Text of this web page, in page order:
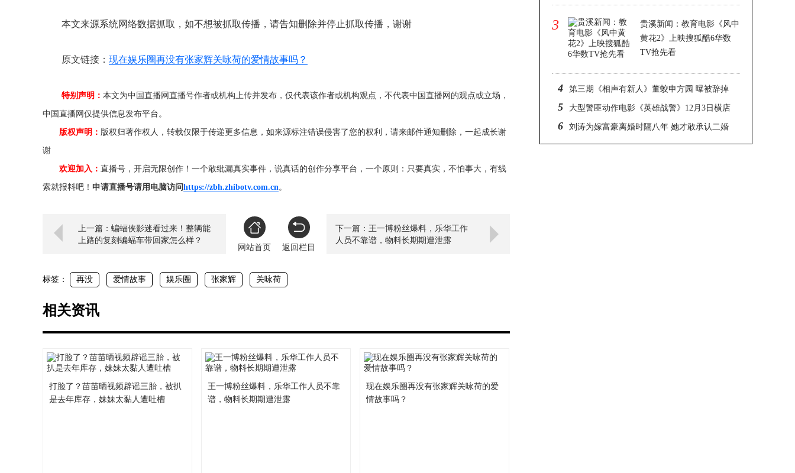
本文来源系统网络数据抓取，如不想被抓取传播，请告知删除并停止抓取传播，谢谢
原文链接： 现在娱乐圈再没有张家辉关咏荷的爱情故事吗？
特别声明： 本文为中国直播网直播号作者或机构上传并发布，仅代表该作者或机构观点，不代表中国直播网的观点或立场，
中国直播网仅提供信息发布平台。
版权声明： 版权归著作权人，转载仅限于传递更多信息，如来源标注错误侵害了您的权利，请来邮件通知删除，一起成长谢
谢
欢迎加入： 直播号，开启无限创作！一个敢纰漏真实事件，说真话的创作分享平台，一个原则：只要真实，不怕事大，有线
索就报料吧！ 申请直播号请用电脑访问https://zbh.zhibotv.com.cn。
上一篇：蝙蝠侠影迷看过来！整辆能
上路的复刻蝙蝠车带回家怎么样？
网站首页
返回栏目
下一篇：王一博粉丝爆料，乐华工作
人员不靠谱，物料长期期遭泄露
标签： 再没 爱情故事 娱乐圈 张家辉 关咏荷
相关资讯
打脸了？苗苗晒视频辟谣三胎，被扒
是去年库存，妹妹太黏人遭吐槽
王一博粉丝爆料，乐华工作人员不靠
谱，物料长期期遭泄露
现在娱乐圈再没有张家辉关咏荷的爱
情故事吗？
3
贵溪新闻：教育电影《风中
黄花2》上映搜狐酷6华数
TV抢先看
4 第三期《相声有新人》董蛟申方园 曝被辞掉
无退路获喜落泪
5 大型警匪动作电影《英雄战警》12月3日横店
开机
6 刘涛为嫁富豪离婚时隔八年 她才敢承认二婚
的真相